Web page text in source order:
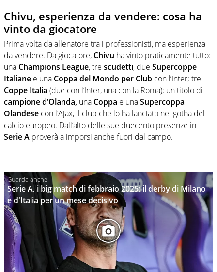
Chivu, esperienza da vendere: cosa ha
vinto da giocatore
Prima volta da allenatore tra i professionisti, ma esperienza
da vendere. Da giocatore, Chivu ha vinto praticamente tutto:
una Champions League, tre scudetti, due Supercoppe
Italiane e una Coppa del Mondo per Club con l’Inter; tre
Coppe Italia (due con l’Inter, una con la Roma); un titolo di
campione d’Olanda, una Coppa e unaSupercoppa
Olandese con l’Ajax, il club che lo ha lanciato nel gotha del
calcio europeo. Dall’alto delle sue duecento presenze in
Serie A proverà a imporsi anche fuori dal campo.
Serie A, i big match di febbraio 2025: il derby di Milano
e d'Italia per un mese decisivo